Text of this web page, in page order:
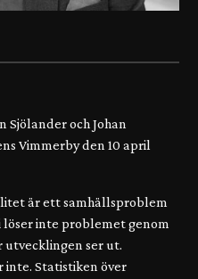
Sjölander och Johan
Vimmerby den 10 april
är ett samhällsproblem
löser inte problemet genom
utvecklingen ser ut.
inte. Statistiken över